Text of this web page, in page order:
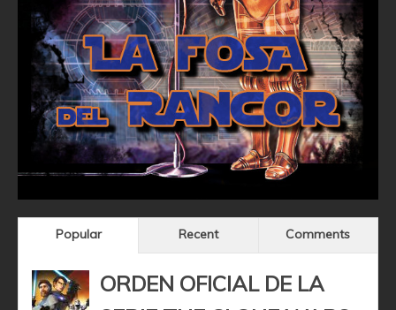
Popular Recent Comments
ORDEN OFICIAL DE LA